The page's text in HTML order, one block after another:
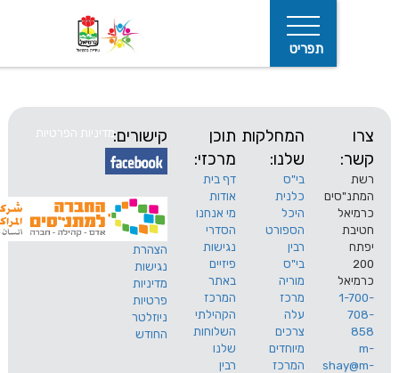
המחלקות
שלנו:
בי"ס
כלנית
היכל
הספורט
רבין
בי"ס
מוריה
מרכז
עלה
צרכים
מיוחדים
המרכז
תוכן
מרכזי:
דף בית
אודות
מי אנחנו
הסדרי
נגישות
פיזיים
באתר
המרכז
הקהילתי
השלוחות
שלנו
רבין
קישורים:
הצהרת
נגישות
מדיניות
פרטיות
ניוזלטר
החודש
מדיניות הפרטיות